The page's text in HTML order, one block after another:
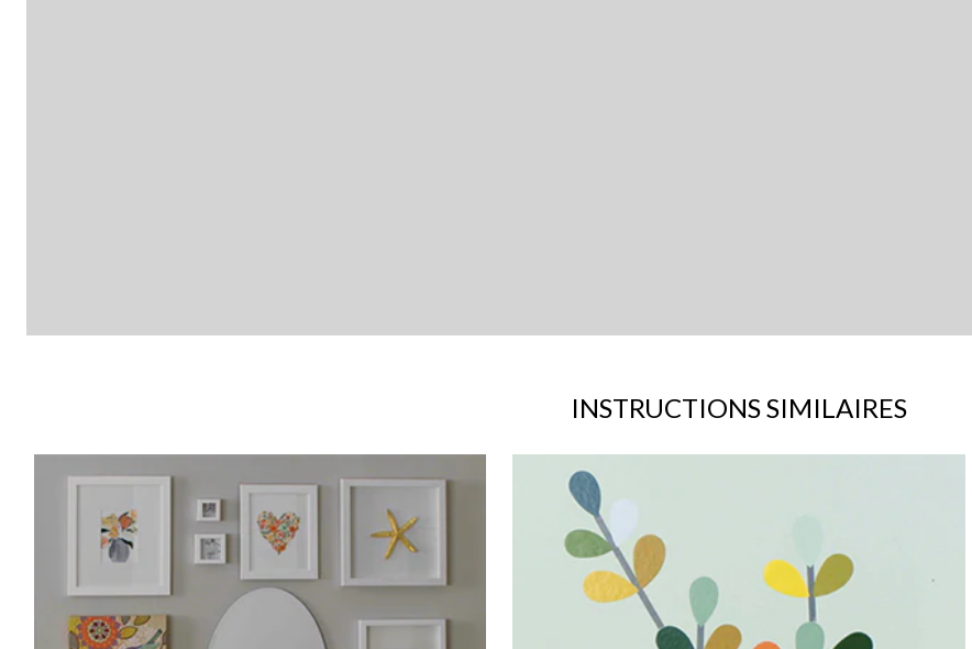
INSTRUCTIONS SIMILAIRES